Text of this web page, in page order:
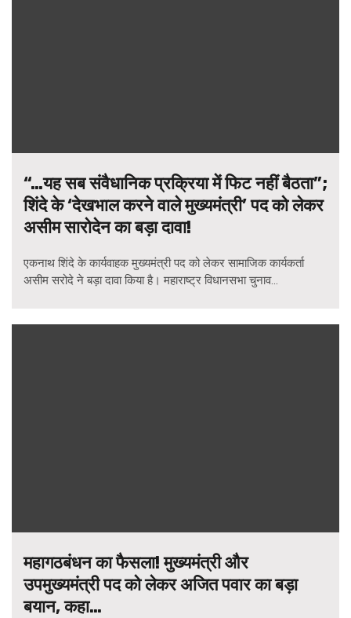
“…यह सब संवैधानिक प्रक्रिया में फिट नहीं बैठता”;
शिंदे के ‘देखभाल करने वाले मुख्यमंत्री’ पद को लेकर
असीम सारोदेन का बड़ा दावा!
एकनाथ शिंदे के कार्यवाहक मुख्यमंत्री पद को लेकर सामाजिक कार्यकर्ता
असीम सरोदे ने बड़ा दावा किया है। महाराष्ट्र विधानसभा चुनाव...
महागठबंधन का फैसला! मुख्यमंत्री और
उपमुख्यमंत्री पद को लेकर अजित पवार का बड़ा
बयान, कहा…